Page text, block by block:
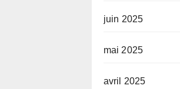
juin 2025
mai 2025
avril 2025